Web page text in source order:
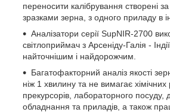
переносити калібрування створені
зразками зерна, з одного приладу в
Аналізатори серії SupNIR-2700
світлоприймач з Арсеніду-Галія -
найточнішим і найдорожчим.
Багатофакторний аналіз якості
ніж 1 хвилину та не вимагає хімічних
прекурсорів, лабораторного посуду,
обладнання та приладів, а також